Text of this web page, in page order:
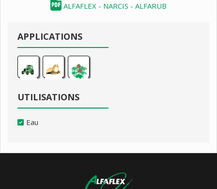
ALFAFLEX - NARCIS - ALFARUB
APPLICATIONS
UTILISATIONS
Eau